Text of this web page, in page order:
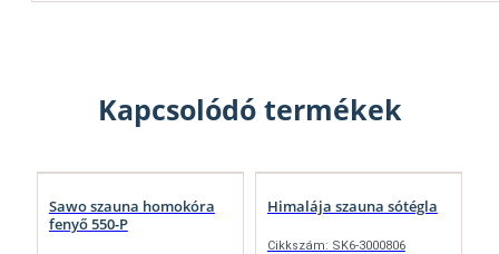
Kapcsolódó termékek
Sawo szauna homokóra
fenyő 550-P
Himalája szauna sótégla
Cikkszám: SK6-3000806